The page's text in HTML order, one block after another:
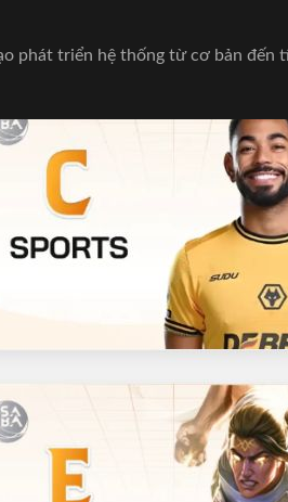
phát triển hệ thống từ cơ bản